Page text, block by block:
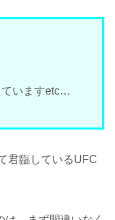
ていますetc…
君臨しているUFC